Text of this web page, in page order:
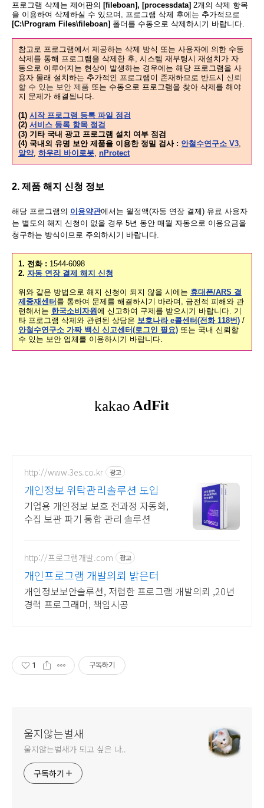
프로그램 삭제는 제어판의 [fileboan], [processdata] 2개의 삭제 항목
을 이용하여 삭제하실 수 있으며, 프로그램 삭제 후에는 추가적으로
[C:\Program Files\fileboan] 폴더를 수동으로 삭제하시기 바랍니다.
참고로 프로그램에서 제공하는 삭제 방식 또는 사용자에 의한 수동
삭제를 통해 프로그램을 삭제한 후, 시스템 재부팅시 재설치가 자
동으로 이루어지는 현상이 발생하는 경우에는 해당 프로그램을 사
용자 몰래 설치하는 추가적인 프로그램이 존재하므로 반드시 신뢰
할 수 있는 보안 제품 또는 수동으로 프로그램을 찾아 삭제를 해야
지 문제가 해결됩니다.
(1) 시작 프로그램 등록 파일 점검
(2) 서비스 등록 항목 점검
(3) 기타 국내 광고 프로그램 설치 여부 점검
(4) 국내외 유명 보안 제품을 이용한 정밀 검사 : 안철수연구소 V3,
알약, 하우리 바이로봇, nProtect
2. 제품 해지 신청 정보
해당 프로그램의 이용약관에서는 월정액(자동 연장 결제) 유료 사용자
는 별도의 해지 신청이 없을 경우 5년 동안 매월 자동으로 이용요금을
청구하는 방식이므로 주의하시기 바랍니다.
1. 전화 : 1544-6098
2. 자동 연장 결제 해지 신청
위와 같은 방법으로 해지 신청이 되지 않을 시에는 휴대폰/ARS 결
제중재센터 를 통하여 문제를 해결하시기 바라며, 금전적 피해와 관
련해서는 한국소비자원에 신고하여 구제를 받으시기 바랍니다. 기
타 프로그램 삭제와 관련된 상담은 보호나라 e콜센터(전화 118번) /
안철수연구소 가짜 백신 신고센터(로그인 필요) 또는 국내 신뢰할
수 있는 보안 업체를 이용하시기 바랍니다.
http://www.3es.co.kr 광고
개인정보 위탁관리솔루션 도입
기업용 개인정보 보호 전과정 자동화,
수집 보관 파기 통합 관리 솔루션
http://프로그램개발.com 광고
개인프로그램 개발의뢰 밝은터
개인정보보안솔루션, 저렴한 프로그램 개발의뢰 ,20년
경력 프로그래머, 책임시공
1 구독하기
울지않는벌새
울지않는벌새가 되고 싶은 나..
구독하기